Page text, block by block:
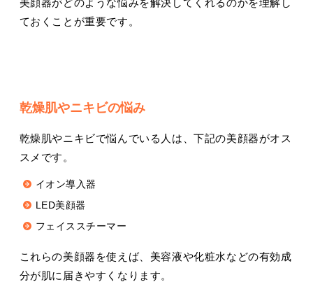
美顔器がどのような悩みを解決してくれるのかを理解し
ておくことが重要です。
乾燥肌やニキビの悩み
乾燥肌やニキビで悩んでいる人は、下記の美顔器がオス
スメです。
イオン導入器
LED美顔器
フェイススチーマー
これらの美顔器を使えば、美容液や化粧水などの有効成
分が肌に届きやすくなります。